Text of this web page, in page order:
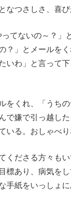
なつさしさ、喜び
ってないの～？
？」とメールを
いわ」と言って
をくれ、「うち
嫌で引っ越した
いる。おしゃべ
くださる方々も
標あり、病気を
手紙をいっしょ